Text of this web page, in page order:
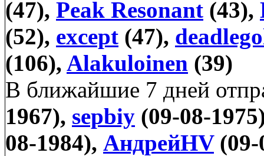
(47), Peak Resonant (43),
(52), except (47),
(106), Alakuloinen (39)
В ближайшие 7 дней
1967), sepbiy (09-08-
08-1984), АндрейHV(09-